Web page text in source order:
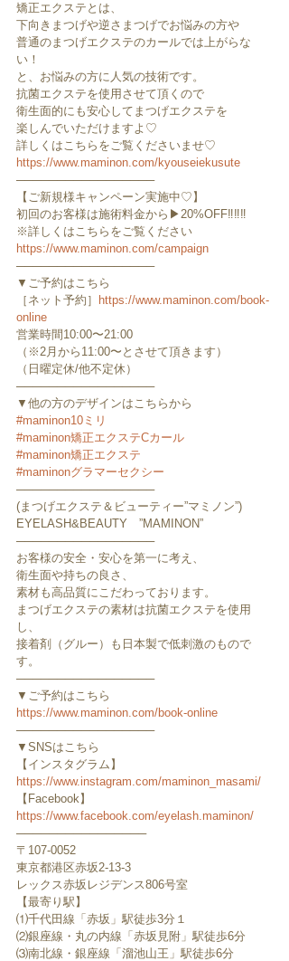
矯正エクステとは、
下向きまつげや逆さまつげでお悩みの方や
普通のまつげエクステのカールでは上がらな
い！
と、お悩みの方に人気の技術です。
抗菌エクステを使用させて頂くので
衛生面的にも安心してまつげエクステを
楽しんでいただけますよ♡
詳しくはこちらをご覧くださいませ♡
https://www.maminon.com/kyouseiekusute
─────────────────
【ご新規様キャンペーン実施中♡】
初回のお客様は施術料金から▶︎20%OFF‼️‼️‼️
※詳しくはこちらをご覧ください
https://www.maminon.com/campaign
─────────────────
▼ご予約はこちら
［ネット予約］
https://www.maminon.com/book-
online
営業時間10:00〜21:00
（※2月から11:00〜とさせて頂きます）
（日曜定休/他不定休）
─────────────────
▼他の方のデザインはこちらから
#maminon10ミリ
#maminon矯正エクステCカール
#maminon矯正エクステ
#maminonグラマーセクシー
─────────────────
(まつげエクステ＆ビューティー”マミノン”)
EYELASH&BEAUTY　”MAMINON”
─────────────────
お客様の安全・安心を第一に考え、
衛生面や持ちの良さ、
素材も高品質にこだわっております。
まつげエクステの素材は抗菌エクステを使用
し、
接着剤（グルー）も日本製で低刺激のもので
す。
─────────────────
▼ご予約はこちら
https://www.maminon.com/book-online
─────────────────
▼SNSはこちら
【インスタグラム】
https://www.instagram.com/maminon_masami/
【Facebook】
https://www.facebook.com/eyelash.maminon/
────────────────
〒107-0052
東京都港区赤坂2-13-3
レックス赤坂レジデンス806号室
【最寄り駅】
⑴千代田線「赤坂」駅徒歩3分１
⑵銀座線・丸の内線「赤坂見附」駅徒歩6分
⑶南北線・銀座線「溜池山王」駅徒歩6分